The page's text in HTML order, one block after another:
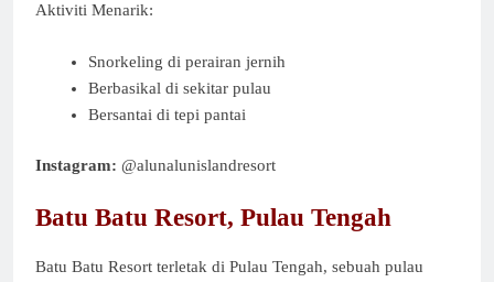
Aktiviti Menarik:
Snorkeling di perairan jernih
Berbasikal di sekitar pulau
Bersantai di tepi pantai
Instagram: @alunalunislandresort
Batu Batu Resort, Pulau Tengah
Batu Batu Resort terletak di Pulau Tengah, sebuah pulau